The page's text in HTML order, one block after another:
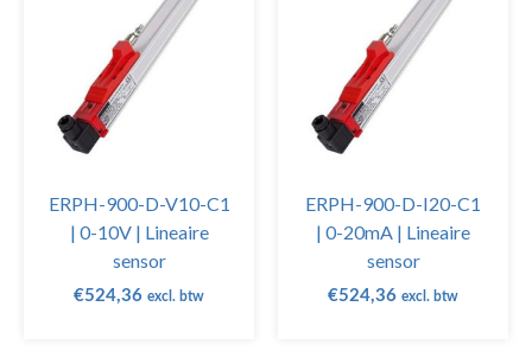
ERPH-900-D-V10-C1
| 0-10V | Lineaire
sensor
€524,36 excl. btw
ERPH-900-D-I20-C1
| 0-20mA | Lineaire
sensor
€524,36 excl. btw